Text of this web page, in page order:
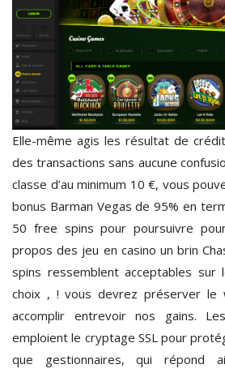
Elle-même agis les résultat de
des transactions sans aucune
classe d’au minimum 10 €, vous
bonus Barman Vegas de 95% en
50 free spins pour poursuivre
propos des jeu en casino un brin
spins ressemblent acceptables
choix , ! vous devrez préserver le
accomplir entrevoir nos gains.
emploient le cryptage SSL pour
que gestionnaires, qui répond